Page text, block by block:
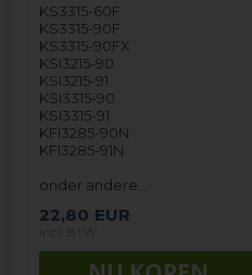
KS3315-60F
KS3315-90F
KS3315-90FX
KSI3215-90
KSI3215-91
KSI3315-90
KSI3315-91
KFI3285-90N
KFI3285-91N
onder andere…
22,80 EUR